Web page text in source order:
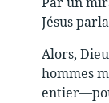
Jésus
Alors,
hommes